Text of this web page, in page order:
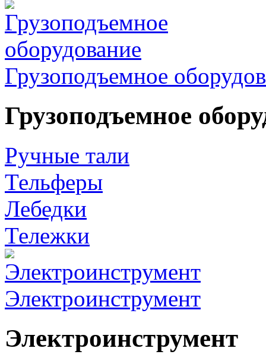
Грузоподъемное
Грузоподъемное
Ручные тали
Тельферы
Лебедки
Тележки
Электроинструмент
Электроинструмент